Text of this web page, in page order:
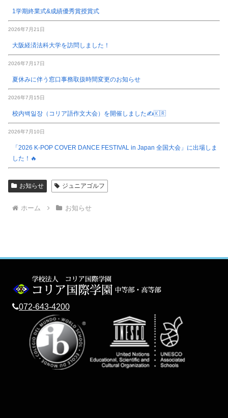
1学期終業式&成績優秀賞授賞式
2026年7月21日
大阪経済法科大学を訪問しました！
2026年7月17日
夏休みに伴う窓口事務取扱時間変更のお知らせ
2026年7月15日
校内백일장（コリア語作文大会）を開催しました✍️🇰🇷
2026年7月10日
「2026 K-POP COVER DANCE FESTIVAL in Japan 全国大会」に出場しま
した！🔥
お知らせ ジュニアゴルフ
ホーム お知らせ
072-643-4200